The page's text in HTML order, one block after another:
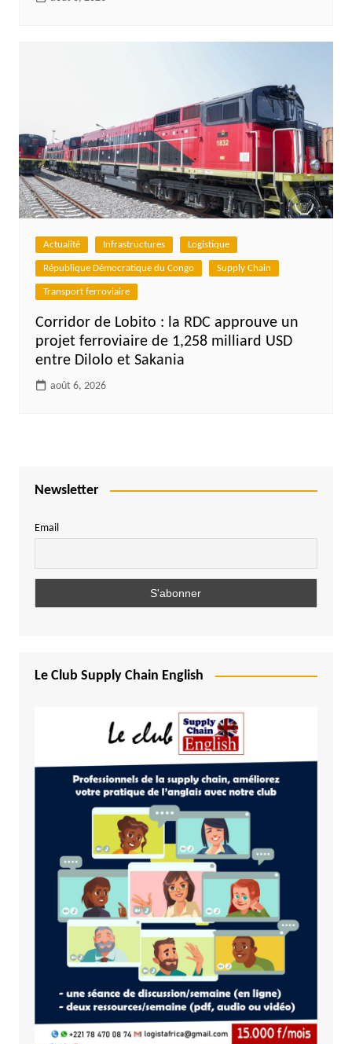
Actualité Infrastructures Logistique
République Démocratique du Congo Supply Chain
Transport ferroviaire
Corridor de Lobito : la RDC approuve un
projet ferroviaire de 1,258 milliard USD
entre Dilolo et Sakania
août 6, 2026
Newsletter
Email
Le Club Supply Chain English